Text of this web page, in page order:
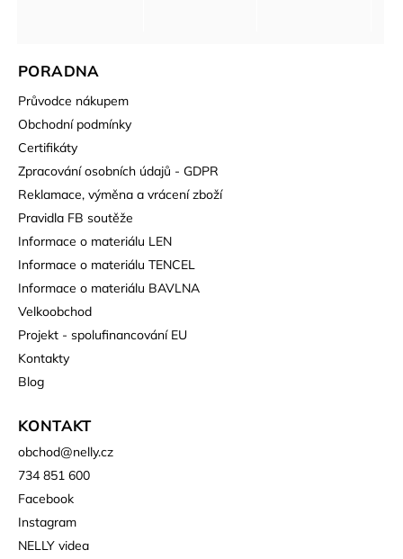
PORADNA
Průvodce nákupem
Obchodní podmínky
Certifikáty
Zpracování osobních údajů - GDPR
Reklamace, výměna a vrácení zboží
Pravidla FB soutěže
Informace o materiálu LEN
Informace o materiálu TENCEL
Informace o materiálu BAVLNA
Velkoobchod
Projekt - spolufinancování EU
Kontakty
Blog
KONTAKT
obchod@nelly.cz
734 851 600
Facebook
Instagram
NELLY videa